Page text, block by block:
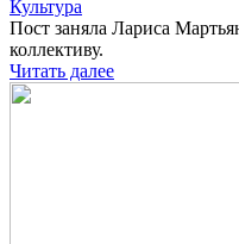
Культура
Пост заняла Лариса
коллективу.
Читать далее